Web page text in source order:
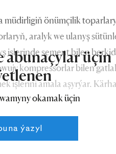
müdirligiň önümçilik
aralyk we ulanyş
işlerinde sement bilen
kompressorlar bilen
işlerini amala aşyrýar.
yzygiderli
abunaçylar üçin
okamak üçin
ýazyl